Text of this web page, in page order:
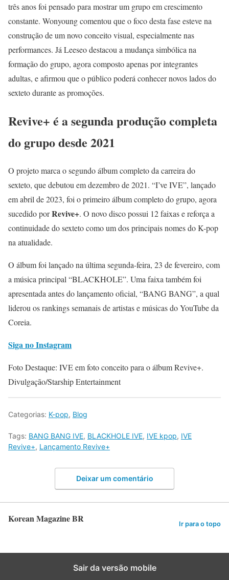
três anos foi pensado para mostrar um grupo em crescimento
constante. Wonyoung comentou que o foco desta fase esteve na
construção de um novo conceito visual, especialmente nas
performances. Já Leeseo destacou a mudança simbólica na
formação do grupo, agora composto apenas por integrantes
adultas, e afirmou que o público poderá conhecer novos lados do
sexteto durante as promoções.
Revive+ é a segunda produção completa
do grupo desde 2021
O projeto marca o segundo álbum completo da carreira do
sexteto, que debutou em dezembro de 2021. “I’ve IVE”, lançado
em abril de 2023, foi o primeiro álbum completo do grupo, agora
sucedido porRevive+. O novo disco possui 12 faixas e reforça a
continuidade do sexteto como um dos principais nomes do K-pop
na atualidade.
O álbum foi lançado na última segunda-feira, 23 de fevereiro, com
a música principal “BLACKHOLE”. Uma faixa também foi
apresentada antes do lançamento oficial, “BANG BANG”, a qual
liderou os rankings semanais de artistas e músicas do YouTube da
Coreia.
Siga no Instagram
Foto Destaque: IVE em foto conceito para o álbum Revive+.
Divulgação/Starship Entertainment
Categorias: K-pop, Blog
Tags: BANG BANG IVE, BLACKHOLE IVE, IVE kpop, IVE
Revive+, Lançamento Revive+
Deixar um comentário
Korean Magazine BR Ir para o topo
Sair da versão mobile